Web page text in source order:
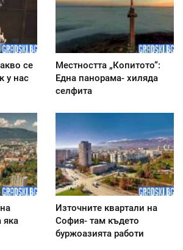
се
у нас
Местността „Копитото“:
Една панорама- хиляда
селфита
яка
Източните квартали на
София- там където
буржоазията работи